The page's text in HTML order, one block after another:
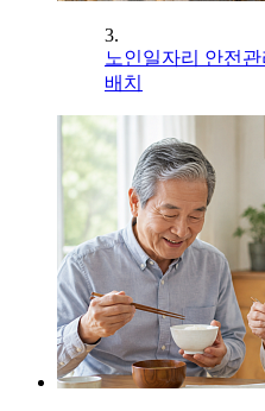
3.
노인일자리 안전
배치